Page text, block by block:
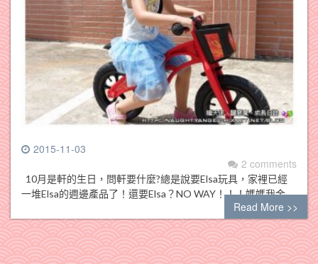
2015-11-03
2 comments
10月是軒的生日，問軒要什麼?總是說要Elsa玩具，家裡已經
一堆Elsa的週邊產品了！還要Elsa？NO WAY！！！媽媽我金…
Read More >>